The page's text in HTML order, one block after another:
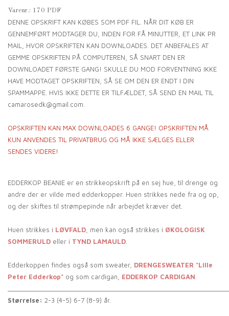
Varenr.: 170 PDF
DENNE OPSKRIFT KAN KØBES SOM PDF FIL. NÅR DIT KØB ER
GENNEMFØRT MODTAGER DU, INDEN FOR FÅ MINUTTER, ET LINK PR
MAIL, HVOR OPSKRIFTEN KAN DOWNLOADES. DET ANBEFALES AT
GEMME OPSKRIFTEN PÅ COMPUTEREN, SÅ SNART DEN ER
DOWNLOADET FØRSTE GANG! SKULLE DU MOD FORVENTNING IKKE
HAVE MODTAGET OPSKRIFTEN, SÅ SE OM DEN ER ENDT I DIN
SPAMMAPPE. HVIS IKKE DETTE ER TILFÆLDET, SÅ SEND EN MAIL TIL
camarosedk@gmail.com.
OPSKRIFTEN KAN MAX DOWNLOADES 6 GANGE! OPSKRIFTEN MÅ
KUN ANVENDES TIL PRIVATBRUG OG MÅ IKKE SÆLGES ELLER
SENDES VIDERE!
EDDERKOP BEANIE er en strikkeopskrift på en sej hue, til drenge og
andre der er vilde med edderkopper. Huen strikkes nede fra og op,
og der skiftes til strømpepinde når arbejdet kræver det.
Huen strikkes i LØVFALD, men kan også strikkes i ØKOLOGISK
SOMMERULD eller i TYND LAMAULD.
Edderkoppen findes også som sweater, DRENGESWEATER "Lille
Peter Edderkop" og som cardigan, EDDERKOP CARDIGAN.
Størrelse: 2-3 (4-5) 6-7 (8-9) år.